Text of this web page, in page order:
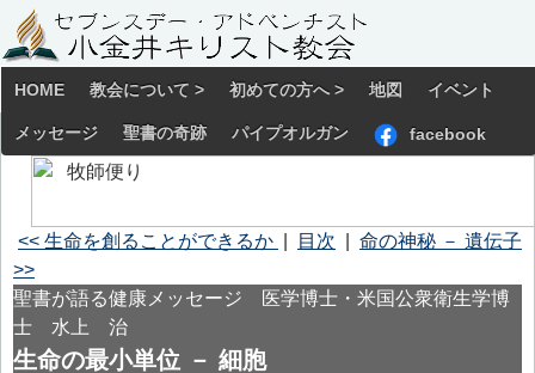
HOME 教会について > 初めての方へ > 地図 イベント
メッセージ 聖書の奇跡 パイプオルガン facebook
<< 生命を創ることができるか 目次
命の神秘 － 遺伝子
>>
聖書が語る健康メッセージ 医学博士・米国公衆衛生学博
士 水上 治
生命の最小単位 － 細胞